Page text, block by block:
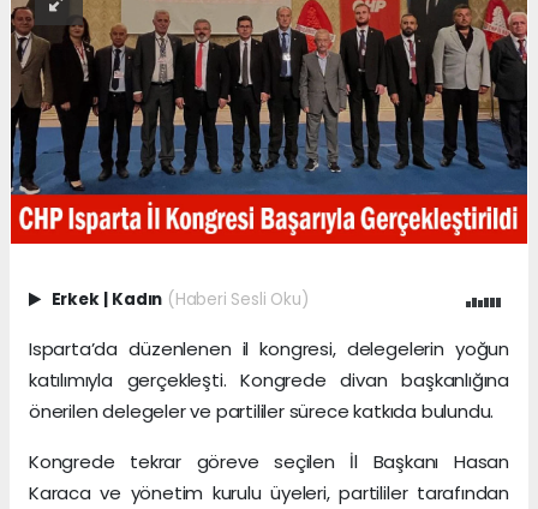
Erkek | Kadın (Haberi Sesli Oku)
Isparta’da düzenlenen il kongresi, delegelerin yoğun
katılımıyla gerçekleşti. Kongrede divan başkanlığına
önerilen delegeler ve partililer sürece katkıda bulundu.
Kongrede tekrar göreve seçilen İl Başkanı Hasan
Karaca ve yönetim kurulu üyeleri, partililer tarafından